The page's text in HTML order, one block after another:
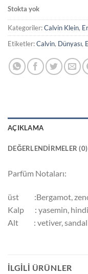
Stokta yok
Kategoriler:Calvin Klein,
Etiketler:Calvin, Dünyası,
AÇIKLAMA
DEĞERLENDIRMELER (0)
Parfüm Notaları:
üst :Bergamot,
Kalp : yasemin,
Alt : vetiver, sandal
İLGILI ÜRÜNLER